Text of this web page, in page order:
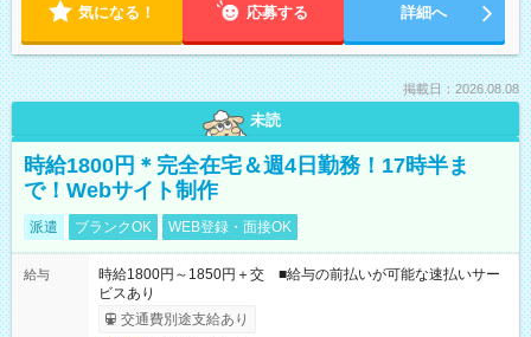
気になる！ 応募する 詳細へ
掲載日：2026.08.08
未読
時給1800円＊完全在宅＆週4日勤務！17時半ま
で！Webサイト制作
派遣 ブランクOK WEB登録・面接OK
給与
時給1800円～1850円＋交 ■給与の前払いが可能な速払いサー
ビスあり
交通費別途支給あり